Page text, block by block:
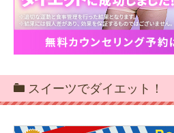
スイーツでダイエット！